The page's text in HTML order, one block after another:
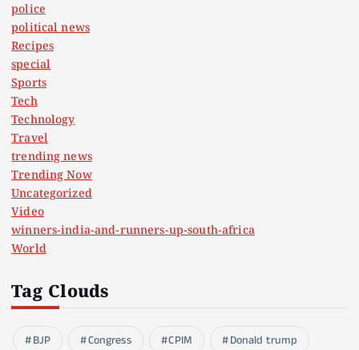
police
political news
Recipes
special
Sports
Tech
Technology
Travel
trending news
Trending Now
Uncategorized
Video
winners-india-and-runners-up-south-africa
World
Tag Clouds
BJP Congress CPIM
Donald trump